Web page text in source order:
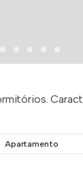
Apartamento